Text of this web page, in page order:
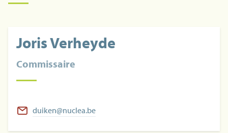
Joris Verheyde
Commissaire
duiken@nuclea.be